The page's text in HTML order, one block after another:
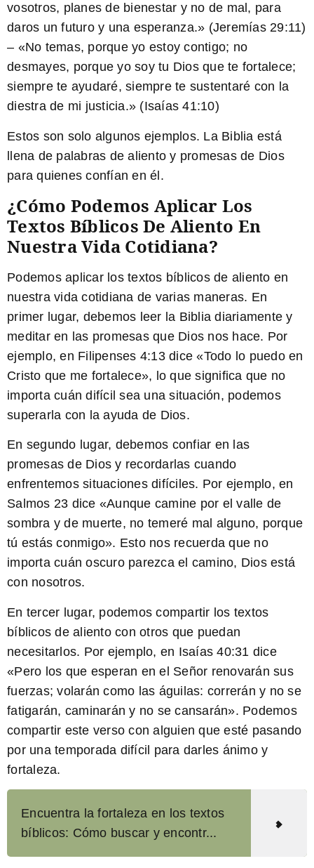
vosotros, planes de bienestar y no de mal, para
daros un futuro y una esperanza.» (Jeremías 29:11)
– «No temas, porque yo estoy contigo; no
desmayes, porque yo soy tu Dios que te fortalece;
siempre te ayudaré, siempre te sustentaré con la
diestra de mi justicia.» (Isaías 41:10)
Estos son solo algunos ejemplos. La Biblia está
llena de palabras de aliento y promesas de Dios
para quienes confían en él.
¿Cómo Podemos Aplicar Los
Textos Bíblicos De Aliento En
Nuestra Vida Cotidiana?
Podemos aplicar los textos bíblicos de aliento en
nuestra vida cotidiana de varias maneras. En
primer lugar, debemos leer la Biblia diariamente y
meditar en las promesas que Dios nos hace. Por
ejemplo, en Filipenses 4:13 dice «Todo lo puedo en
Cristo que me fortalece», lo que significa que no
importa cuán difícil sea una situación, podemos
superarla con la ayuda de Dios.
En segundo lugar, debemos confiar en las
promesas de Dios y recordarlas cuando
enfrentemos situaciones difíciles. Por ejemplo, en
Salmos 23 dice «Aunque camine por el valle de
sombra y de muerte, no temeré mal alguno, porque
tú estás conmigo». Esto nos recuerda que no
importa cuán oscuro parezca el camino, Dios está
con nosotros.
En tercer lugar, podemoscompartir los textos
bíblicos de aliento con otros que puedan
necesitarlos. Por ejemplo, en Isaías 40:31 dice
«Pero los que esperan en el Señor renovarán sus
fuerzas; volarán como las águilas: correrán y no se
fatigarán, caminarán y no se cansarán». Podemos
compartir este verso con alguien que esté pasando
por una temporada difícil para darles ánimo y
fortaleza.
Encuentra la fortaleza en los textos
bíblicos: Cómo buscar y encontr...